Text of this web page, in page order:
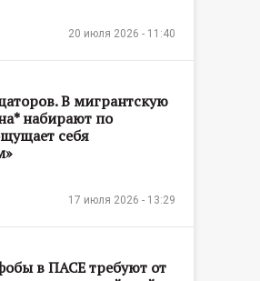
20 июля 2026 - 11:40
В мигрантскую
набирают по
себя
17 июля 2026 - 13:29
в ПАСЕ требуют от